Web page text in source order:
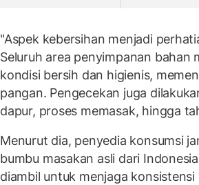
"Aspek kebersihan menjadi
Seluruh area penyimpanan bahan
kondisi bersih dan higienis,
pangan. Pengecekan juga
dapur, proses memasak, hingga
Menurut dia, penyedia konsumsi
bumbu masakan asli dari
diambil untuk menjaga